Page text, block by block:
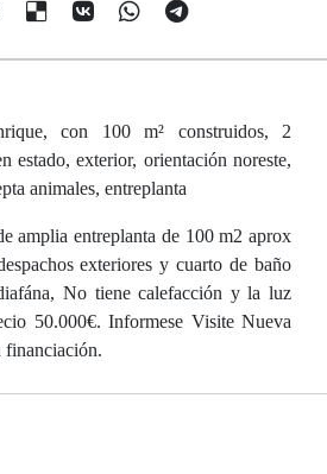
con 100 m² construidos, 2
estado, exterior, orientación noreste,
animales, entreplanta
amplia entreplanta de 100 m2 aprox
exteriores y cuarto de baño
No tiene calefacción y la luz
50.000€. Informese Visite Nueva
financiación.